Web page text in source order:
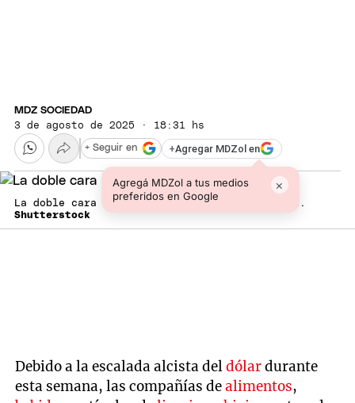
MDZ SOCIEDAD
3 de agosto de 2025 · 18:31 hs
+Agregar MDZol en
Agregá MDZol a tus medios
preferidos en Google
×
+ Seguir en
La doble cara del dólar en la economía diaria.
Shutterstock
Debido a la escalada alcista deldólardurante
esta semana, las compañías dealimentos,